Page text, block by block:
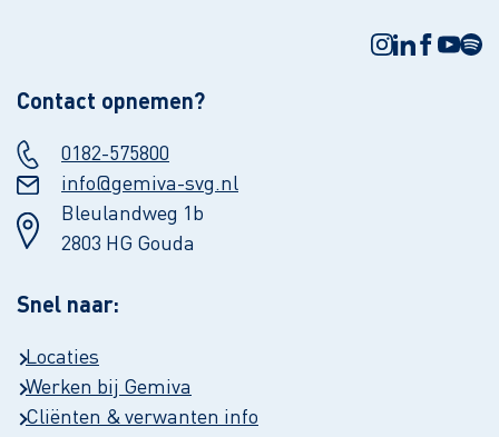
Contact opnemen?
0182-575800
info@gemiva-svg.nl
Bleulandweg 1b
2803 HG Gouda
Snel naar:
Locaties
Werken bij Gemiva
Cliënten & verwanten info